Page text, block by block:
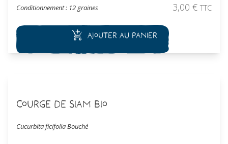
fruits jeunes. A maturité, la conservation est bonne et la courge
Conditionnement : 12 graines 3,00 € TTC
Ajouter au panier
Courge de Siam Bio
Cucurbita ficifolia Bouché